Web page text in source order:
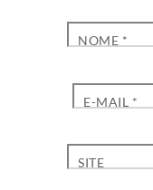
NOME *
E-MAIL *
SITE